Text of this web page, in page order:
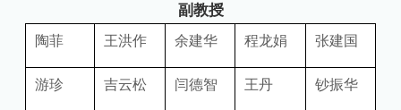
招生就业
副教授
陶菲 王洪作 余建华 程龙娟 张建国
游珍 吉云松 闫德智 王丹 钞振华